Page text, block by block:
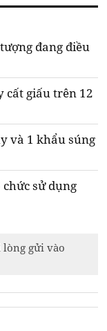
đang điều
cất giấu trên 12
và 1 khẩu súng
sử dụng
gửi vào